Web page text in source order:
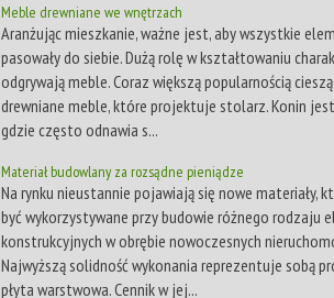
Meble drewniane we wnętrzach
Aranżując mieszkanie, ważne jest, aby wszystkie
pasowały do siebie. Dużą rolę w kształtowaniu
odgrywają meble. Coraz większą popularnością
drewniane meble, które projektuje stolarz. Konin
gdzie często odnawia s...
Materiał budowlany za rozsądne pieniądze
Na rynku nieustannie pojawiają się nowe materiały,
być wykorzystywane przy budowie różnego rodzaju
konstrukcyjnych w obrębie nowoczesnych
Najwyższą solidność wykonania reprezentuje sobą
płyta warstwowa. Cennik w jej...